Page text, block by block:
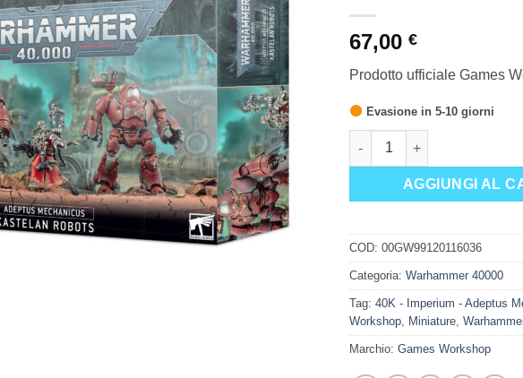
67,00 €
Prodotto ufficiale Games
Evasione in 5-10 giorni
ADEPTUS MECHANICUS:
AGGIUNGI AL
COD: 00GW99120116036
Categoria: Warhammer 40000
Tag: 40K - Imperium - Adeptus
Workshop, Miniature,
Marchio: Games Workshop